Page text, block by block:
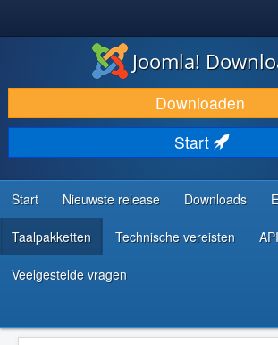
DOWNLOAD & BREID UIT
ONTDEK & LEER
COMMUNITY & ONDERSTEUNING
ONTWIKKELAARSBRONNEN
Joomla!
Downloaden
Start
Start Nieuwste release Downloads
Taalpakketten Technische vereisten
Veelgestelde vragen